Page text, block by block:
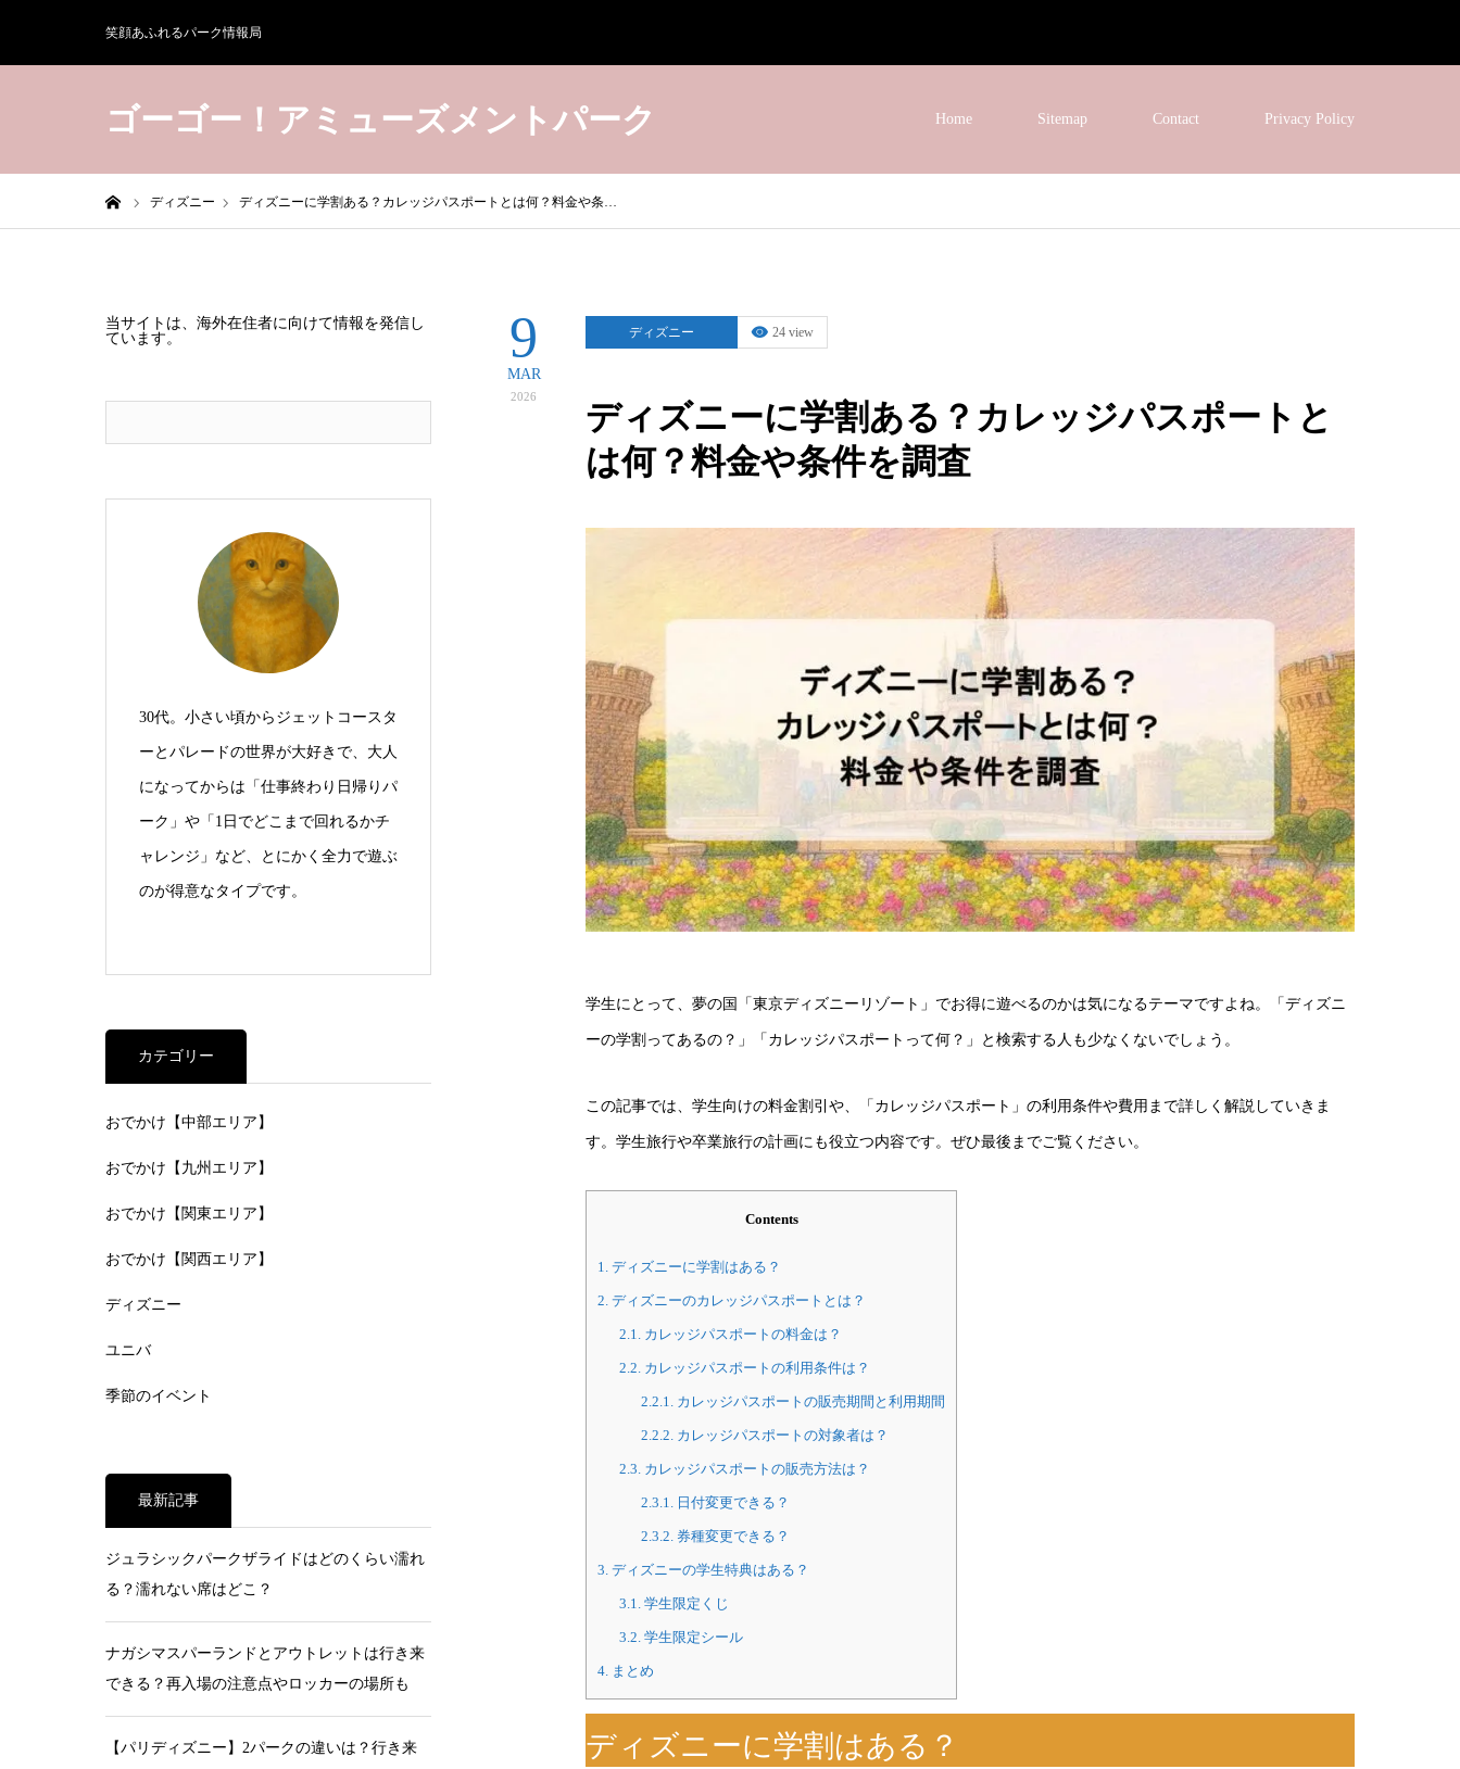
笑顔あふれるパーク情報局
ゴーゴー！アミューズメントパーク Home Sitemap Contact Privacy Policy
ディズニー ディズニーに学割ある？カレッジパスポートとは何？料金や条…
9
MAR
2026
ディズニー 24 view
ディズニーに学割ある？カレッジパスポートと
は何？料金や条件を調査
学生にとって、夢の国「東京ディズニーリゾート」でお得に遊べるのかは気になるテーマですよね。「ディズニ
ーの学割ってあるの？」「カレッジパスポートって何？」と検索する人も少なくないでしょう。
この記事では、学生向けの料金割引や、「カレッジパスポート」の利用条件や費用まで詳しく解説していきま
す。学生旅行や卒業旅行の計画にも役立つ内容です。ぜひ最後までご覧ください。
Contents
1. ディズニーに学割はある？
2. ディズニーのカレッジパスポートとは？
2.1.カレッジパスポートの料金は？
2.2.カレッジパスポートの利用条件は？
2.2.1.カレッジパスポートの販売期間と利用期間
2.2.2.カレッジパスポートの対象者は？
2.3.カレッジパスポートの販売方法は？
2.3.1.日付変更できる？
2.3.2.券種変更できる？
3. ディズニーの学生特典はある？
3.1.学生限定くじ
3.2.学生限定シール
4. まとめ
ディズニーに学割はある？
当サイトは、海外在住者に向けて情報を発信し
ています。
30代。小さい頃からジェットコースタ
ーとパレードの世界が大好きで、大人
になってからは「仕事終わり日帰りパ
ーク」や「1日でどこまで回れるかチ
ャレンジ」など、とにかく全力で遊ぶ
のが得意なタイプです。
カテゴリー
おでかけ【中部エリア】
おでかけ【九州エリア】
おでかけ【関東エリア】
おでかけ【関西エリア】
ディズニー
ユニバ
季節のイベント
最新記事
ジュラシックパークザライドはどのくらい濡れ
る？濡れない席はどこ？
ナガシマスパーランドとアウトレットは行き来
できる？再入場の注意点やロッカーの場所も
【パリディズニー】2パークの違いは？行き来